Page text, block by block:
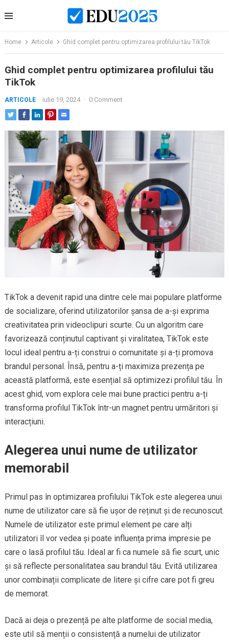
to
Home Articole Ghid complet pentru optimizarea profilului tău TikTok
Ghid complet pentru optimizarea profilului tău
TikTok
ARTICOLE iulie 19, 2024 · 0 Comment
TikTok a devenit rapid una dintre cele mai populare platforme
de socializare, oferind utilizatorilor șansa de a-și exprima
creativitatea prin videoclipuri scurte. Cu un algoritm care
favorizează conținutul captivant și viralitatea, TikTok este
locul ideal pentru a-ți construi o comunitate și a-ți promova
brandul personal. Însă, pentru a-ți maximiza prezența pe
această platformă, este esențial să optimizezi profilul tău. În
acest ghid, vom explora cele mai bune practici pentru a-ți
transforma profilul TikTok într-un magnet pentru urmăritori și
interacțiuni.
Alegerea unui nume de utilizator
memorabil
Primul pas în optimizarea profilului TikTok este alegerea unui
nume de utilizator care să fie ușor de reținut și de recunoscut.
Numele de utilizator este primul element pe care alți
utilizatori îl vor vedea și poate influența prima impresie pe
care o lasă profilul tău. Ideal ar fi ca numele să fie scurt, unic
și să reflecte personalitatea sau brandul tău. Evită utilizarea
unor combinații complicate de litere și cifre care pot fi greu
de memorat.
Dacă ai deja o prezență pe alte platforme de social media,
este util să menții o consistență a numelui de utilizator